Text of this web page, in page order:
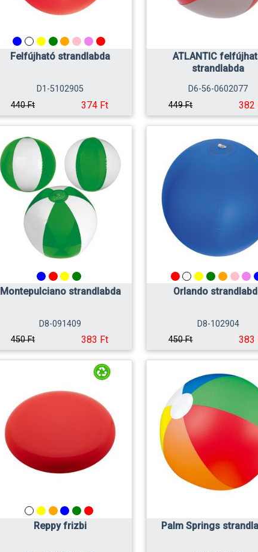
Felfújható strandlabda
D1-5102905
440 Ft
374 Ft
ATLANTIC
strandlabda
D6-56-0602077
449 Ft
382
Montepulciano strandlabda
D8-091409
450 Ft
383 Ft
Orlando
D8-102904
450 Ft
383
Reppy frizbi Palm Springs